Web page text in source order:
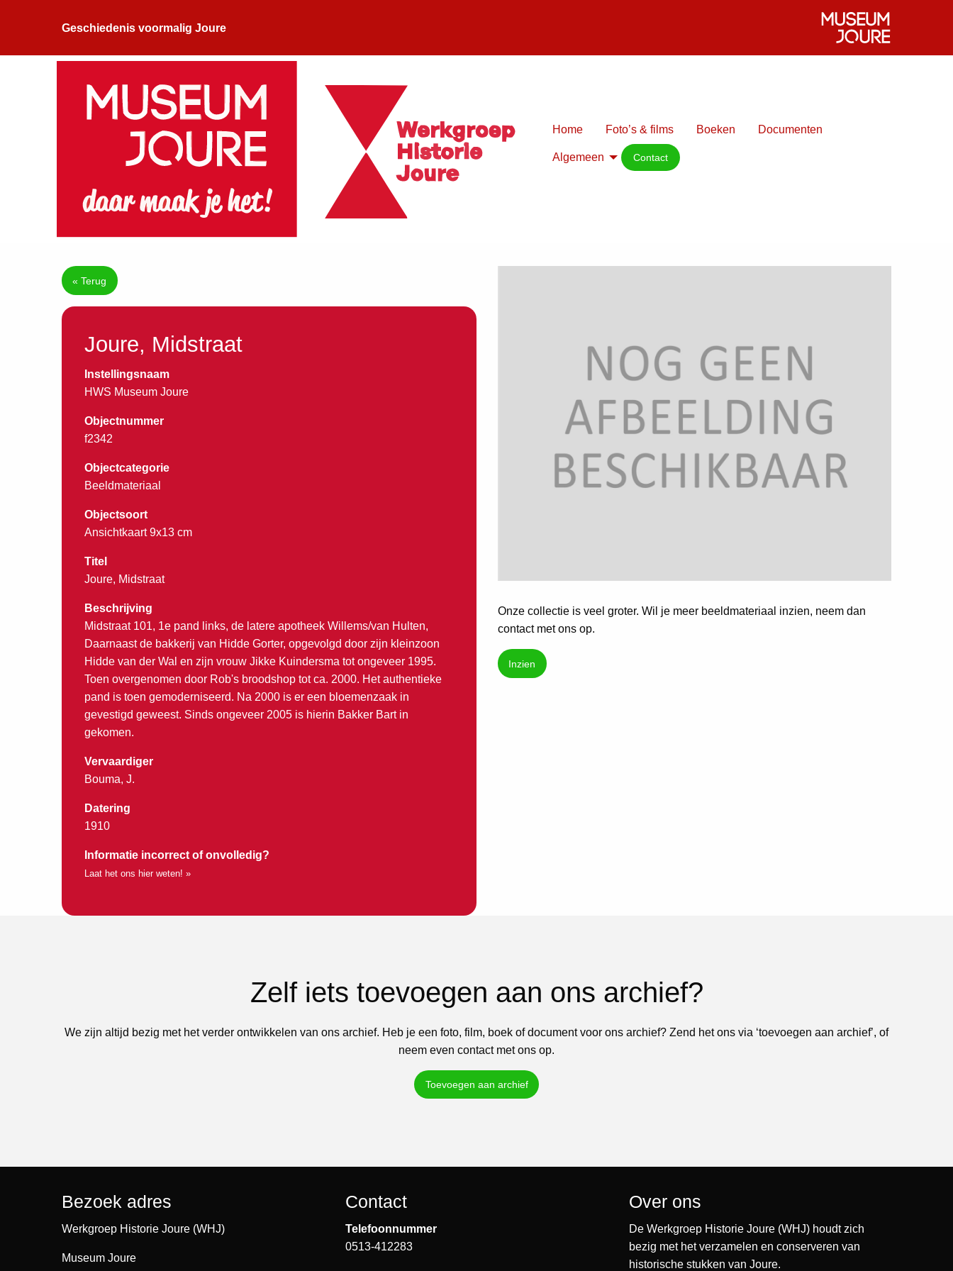
Geschiedenis voormalig Joure
Home Foto’s & films Boeken Documenten
Algemeen Contact
« Terug
Joure, Midstraat
Instellingsnaam
HWS Museum Joure
Objectnummer
f2342
Objectcategorie
Beeldmateriaal
Objectsoort
Ansichtkaart 9x13 cm
Titel
Joure, Midstraat
Beschrijving
Midstraat 101, 1e pand links, de latere apotheek Willems/van Hulten,
Daarnaast de bakkerij van Hidde Gorter, opgevolgd door zijn kleinzoon
Hidde van der Wal en zijn vrouw Jikke Kuindersma tot ongeveer 1995.
Toen overgenomen door Rob's broodshop tot ca. 2000. Het authentieke
pand is toen gemoderniseerd. Na 2000 is er een bloemenzaak in
gevestigd geweest. Sinds ongeveer 2005 is hierin Bakker Bart in
gekomen.
Vervaardiger
Bouma, J.
Datering
1910
Informatie incorrect of onvolledig?
Laat het ons hier weten! »
Onze collectie is veel groter. Wil je meer beeldmateriaal inzien, neem dan
contact met ons op.
Inzien
Zelf iets toevoegen aan ons archief?
We zijn altijd bezig met het verder ontwikkelen van ons archief. Heb je een foto, film, boek of document voor ons archief? Zend het ons via ‘toevoegen aan archief’, of
neem even contact met ons op.
Toevoegen aan archief
Bezoek adres
Werkgroep Historie Joure (WHJ)
Museum Joure
Contact
Telefoonnummer
0513-412283
Over ons
De Werkgroep Historie Joure (WHJ) houdt zich
bezig met het verzamelen en conserveren van
historische stukken van Joure.